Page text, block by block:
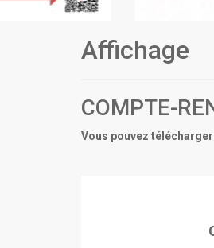
Affichage
COMPTE-
Vous pouvez